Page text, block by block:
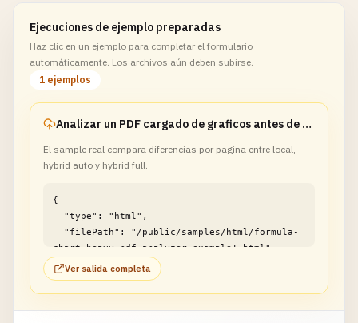
Ejecuciones de ejemplo preparadas
Haz clic en un ejemplo para completar el formulario
automáticamente. Los archivos aún deben subirse.
1 ejemplos
Analizar un PDF cargado de graficos antes de hybrid
El sample real compara diferencias por pagina entre local,
hybrid auto y hybrid full.
{
chart-heavy-pdf-analyzer-example1.html"
}
Ver salida completa